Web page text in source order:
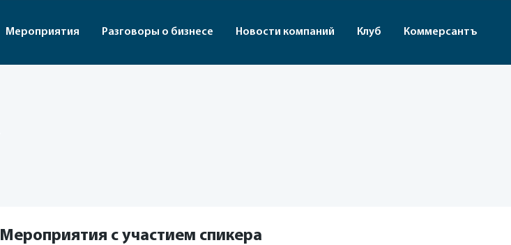
Мероприятия Разговоры о бизнесе Новости компаний Клуб Коммерсантъ
Мероприятия с участием спикера